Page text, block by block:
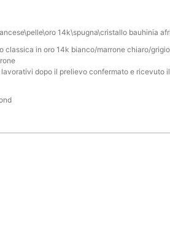
14k\spugna\cristallo bauhinia
classica in oro 14k bianco/marrone chiaro/
dopo il prelievo confermato e ricevuto